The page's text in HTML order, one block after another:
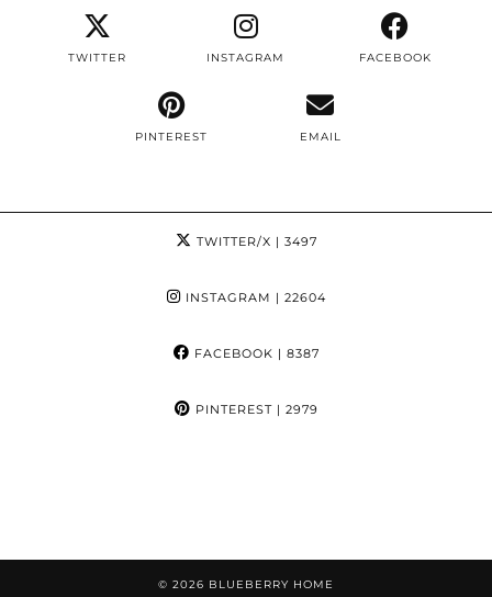
TWITTER INSTAGRAM FACEBOOK
PINTEREST EMAIL
TWITTER/X | 3497
INSTAGRAM | 22604
FACEBOOK | 8387
PINTEREST| 2979
© 2026 BLUEBERRY HOME